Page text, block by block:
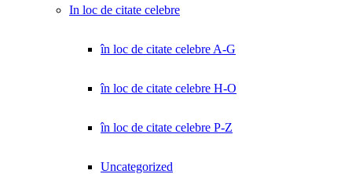
In loc de citate celebre
în loc de citate celebre A-G
în loc de citate celebre H-O
în loc de citate celebre P-Z
Uncategorized